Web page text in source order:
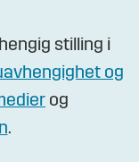
stilling i
og
og
.